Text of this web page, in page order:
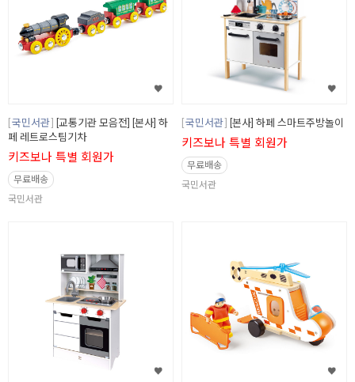
국민서관
[교통기관 모음전] [본사] 하
페 레트로스팀기차
키즈보나 특별 회원가
무료배송
국민서관
국민서관 [본사] 하페 스마트주방놀이
키즈보나 특별 회원가
무료배송
국민서관